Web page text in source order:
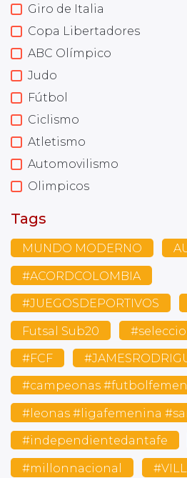
Giro de Italia
Copa Libertadores
ABC Olímpico
Judo
Fútbol
Ciclismo
Atletismo
Automovilismo
Olimpicos
Tags
MUNDO MODERNO
#ACORDCOLOMBIA
#JUEGOSDEPORTIVOS
Futsal Sub20
#FCF
#campeonas
#leonas #ligafemenina
#independientedantafe
#millonnacional